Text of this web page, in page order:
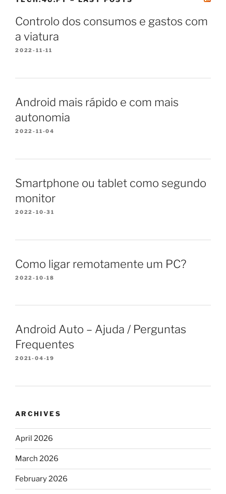
Controlo dos consumos e gastos com
a viatura
2022-11-11
Android mais rápido e com mais
autonomia
2022-11-04
Smartphone ou tablet como segundo
monitor
2022-10-31
Como ligar remotamente um PC?
2022-10-18
Android Auto – Ajuda / Perguntas
Frequentes
2021-04-19
ARCHIVES
April 2026
March 2026
February 2026